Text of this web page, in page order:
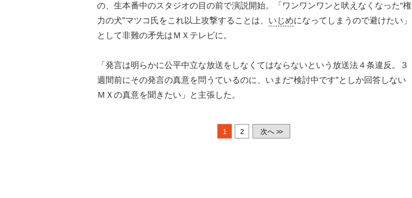
の、生本番中のスタジオの目の前で演説開始。「ワンワンワンと吠えなくなった“権
力の犬”マツコ氏をこれ以上攻撃することは、 いじめになってしまうので避けたい」
として非難の矛先はＭＸテレビに。
「発言は明らかに公平中立な放送をしなくてはならないという放送法４条違反。３
週間前にその発言の真意を問うているのに、いまだ“検討中です”としか回答しない
ＭＸの真意を聞きたい」と主張した。
1 2 次へ >>